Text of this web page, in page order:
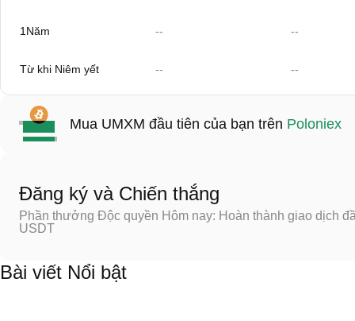
1Năm -- --
Từ khi Niêm yết -- --
Mua UMXM đầu tiên của bạn trên Poloniex
Đăng ký và Chiến thắng
Phần thưởng Độc quyền Hôm nay: Hoàn thành giao dịch
USDT
Bài viết Nổi bật